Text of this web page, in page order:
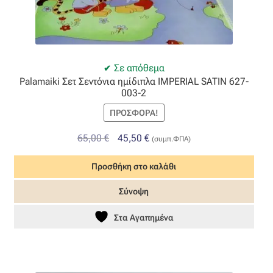
Σε απόθεμα
Palamaiki Σετ Σεντόνια ημίδιπλα IMPERIAL SATIN 627-
003-2
ΠΡΟΣΦΟΡΆ!
65,00€
Original
price
was:
65,00 €.
45,50 €Η
τρέχουσα
τιμή
είναι:
(συμπ.ΦΠΑ)
Προσθήκη στο καλάθι
Σύνοψη
Στα Αγαπημένα